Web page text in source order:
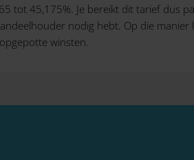
tot 45,175%. Je bereikt dit tarief dus
nodig hebt. Op die
winsten.